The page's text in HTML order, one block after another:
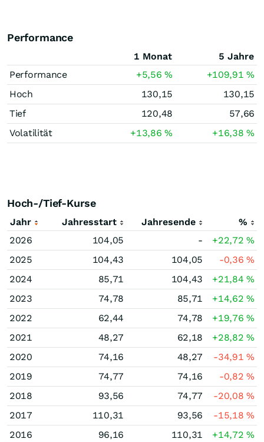
Performance
1 Monat
5 Jahre
Performance
+5,56% +109,91%
Hoch
130,15
130,15
Tief
120,48
57,66
Volatilität
+13,86% +16,38%
Hoch-/Tief-Kurse
Jahr Jahresstart Jahresende
%
2026
104,05 - +22,72%
2025
104,43 104,05 -0,36%
2024
85,71 104,43 +21,84%
2023
74,78 85,71 +14,62%
2022
62,44 74,78 +19,76%
2021
48,27 62,18 +28,82%
2020
74,16 48,27 -34,91%
2019
74,77 74,16 -0,82%
2018
93,56 74,77 -20,08%
2017
110,31 93,56 -15,18%
2016
96,16 110,31 +14,72%